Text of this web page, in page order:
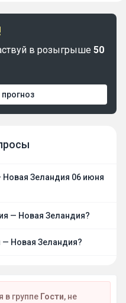
в розыгрыше 50
Новая Зеландия 06 июня
— Новая Зеландия?
— Новая Зеландия?
в группе Гости, не